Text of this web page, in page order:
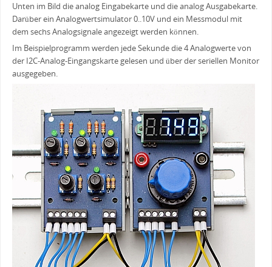
Unten im Bild die analog Eingabekarte und die analog Ausgabekarte.
Darüber ein Analogwertsimulator 0..10V und ein Messmodul mit
dem sechs Analogsignale angezeigt werden können.
Im Beispielprogramm werden jede Sekunde die 4 Analogwerte von
der I2C-Analog-Eingangskarte gelesen und über der seriellen Monitor
ausgegeben.